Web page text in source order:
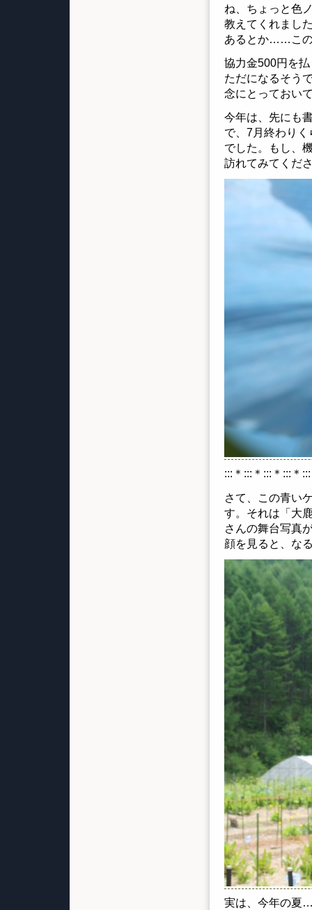
ね、ちょっと色
教えてくれまし
あるとか……こ
協力金500円を
ただになるそう
念にとっておい
今年は、先にも
で、7月終わり
でした。もし、
訪れてみてくだ
:::＊:::＊:::＊:::＊
さて、この青い
す。それは「大
さんの舞台写真
顔を見ると、な
実は、今年の夏